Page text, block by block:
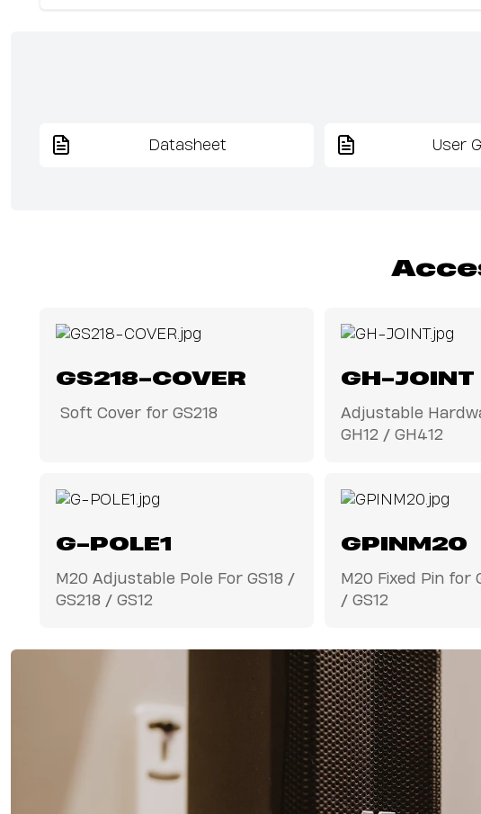
Datasheet User
GS218-COVER
Soft Cover for GS218
GH-JOINT
Adjustable
GH12 / GH412
G-POLE1
M20 Adjustable Pole For GS18 /
GS218 / GS12
GPINM20
M20 Fixed Pin for
/ GS12